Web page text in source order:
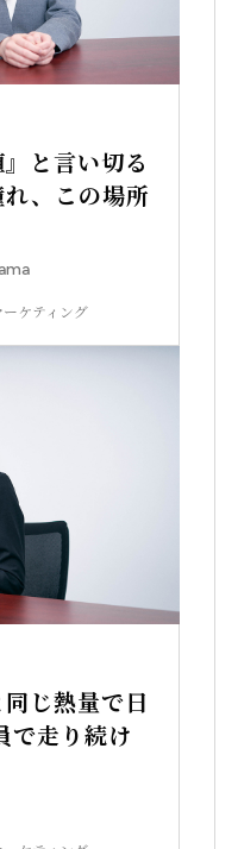
』と言い切る
、この場所
ケティング
じ熱量で日
で走り続け